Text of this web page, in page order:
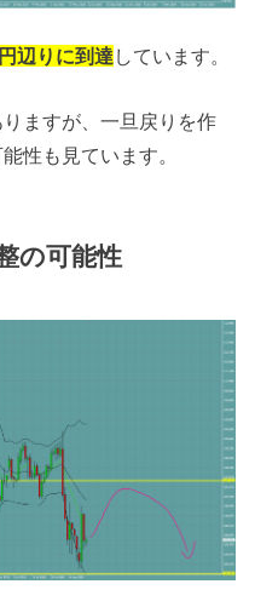
辺りに到達 しています。
ますが、一旦戻りを作
性も見ています。
の可能性